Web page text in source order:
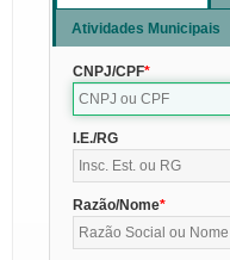
Atividades Municipais
CNPJ/CPF
I.E./RG
Razão/Nome